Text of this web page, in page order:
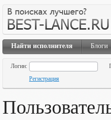
Найти исполнителя Блоги
Логин:
Регистрация